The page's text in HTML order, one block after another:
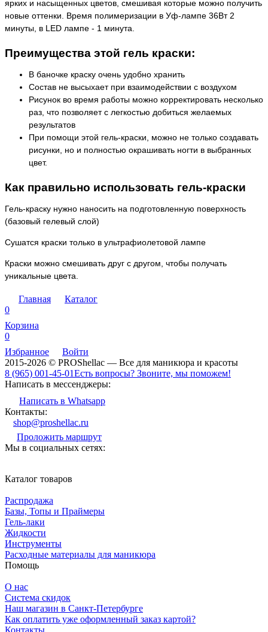
ярких и насыщенных цветов, смешивая которые можно получить
новые оттенки. Время полимеризации в Уф-лампе 36Вт 2
минуты, в LED лампе - 1 минута.
Преимущества этой гель краски:
В баночке краску очень удобно хранить
Состав не высыхает при взаимодействии с воздухом
Рисунок во время работы можно корректировать несколько
раз, что позволяет с легкостью добиться желаемых
результатов
При помощи этой гель-краски, можно не только создавать
рисунки, но и полностью окрашивать ногти в выбранных
цвет.
Как правильно использовать гель-краски
Гель-краску нужно наносить на подготовленную поверхность
(базовый гелевый слой)
Сушатся краски только в ультрафиолетовой лампе
Краски можно смешивать друг с другом, чтобы получать
уникальные цвета.
Главная
Каталог
0
Корзина
0
Избранное
Войти
2015-2026 © PROShellac — Все для маникюра и красоты
8 (965) 001-45-01Есть вопросы? Звоните, мы поможем!
Написать в мессенджеры:
Написать в Whatsapp
Контакты:
shop@proshellac.ru
Проложить маршрут
Мы в социальных сетях:
Каталог товаров
Распродажа
Базы, Топы и Праймеры
Гель-лаки
Жидкости
Инструменты
Расходные материалы для маникюра
Помощь
О нас
Система скидок
Наш магазин в Санкт-Петербурге
Как оплатить уже оформленный заказ картой?
Контакты